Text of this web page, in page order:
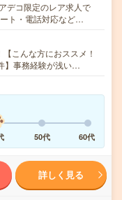
デコ限定のレア求人で
ト・電話対応など…
こんな方におススメ！
】事務経験が浅い…
50代 60代
詳しく見る